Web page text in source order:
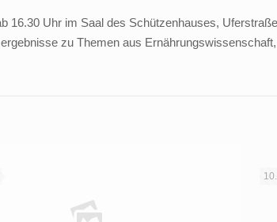
16.30 Uhr im Saal des Schützenhauses,
zu Themen aus